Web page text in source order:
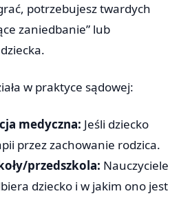
potrzebujesz twardych
zaniedbanie” lub
w praktyce sądowej:
medyczna: Jeśli dziecko
przez zachowanie rodzica.
przedszkola: Nauczyciele
dziecko i w jakim ono jest